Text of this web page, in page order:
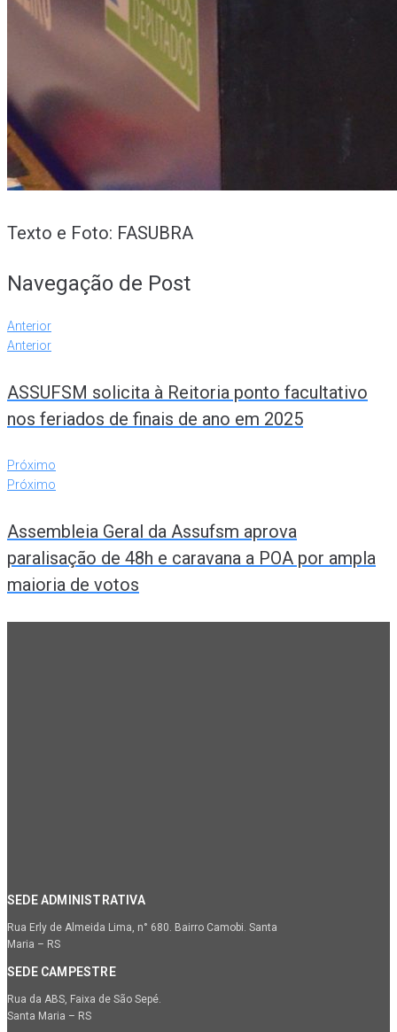
Texto e Foto: FASUBRA
Navegação de Post
Anterior
Anterior
ASSUFSM solicita à Reitoria ponto facultativo
nos feriados de finais de ano em 2025
Próximo
Próximo
Assembleia Geral da Assufsm aprova
paralisação de 48h e caravana a POA por ampla
maioria de votos
SEDE ADMINISTRATIVA
Rua Erly de Almeida Lima, n° 680. Bairro Camobi. Santa
Maria – RS
SEDE CAMPESTRE
Rua da ABS, Faixa de São Sepé.
Santa Maria – RS